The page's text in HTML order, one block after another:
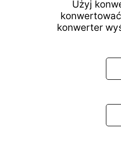
Użyj
konwerter